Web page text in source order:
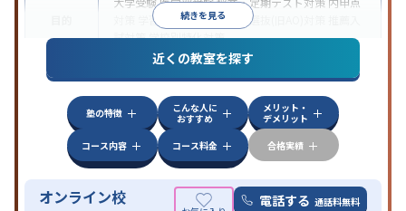
続きを見る
学習習慣の定着 総合型選抜(旧AO)対策
試対策学校別特化対策
特徴
中高一貫校生に対応授業の振替可能
学習にPC・タブレットを利用オンライン対応1
科目から受講可能
近くの教室を探す
塾の特徴
こんな人に
おすすめ
メリット・
デメリット
コース内容
コース料金 合格実績
オンライン校 電話する 通話料無料